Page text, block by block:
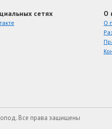
сетях О
О
Все права защищены